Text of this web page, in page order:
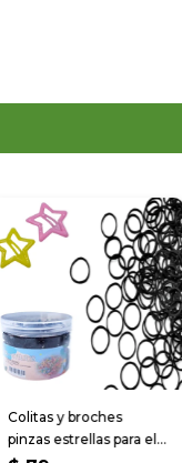
Colitas y broches
pinzas estrellas para el